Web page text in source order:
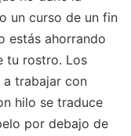
un curso de un fin
estás ahorrando
tu rostro. Los
a trabajar con
hilo se traduce
por debajo de